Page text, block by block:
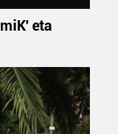
eta